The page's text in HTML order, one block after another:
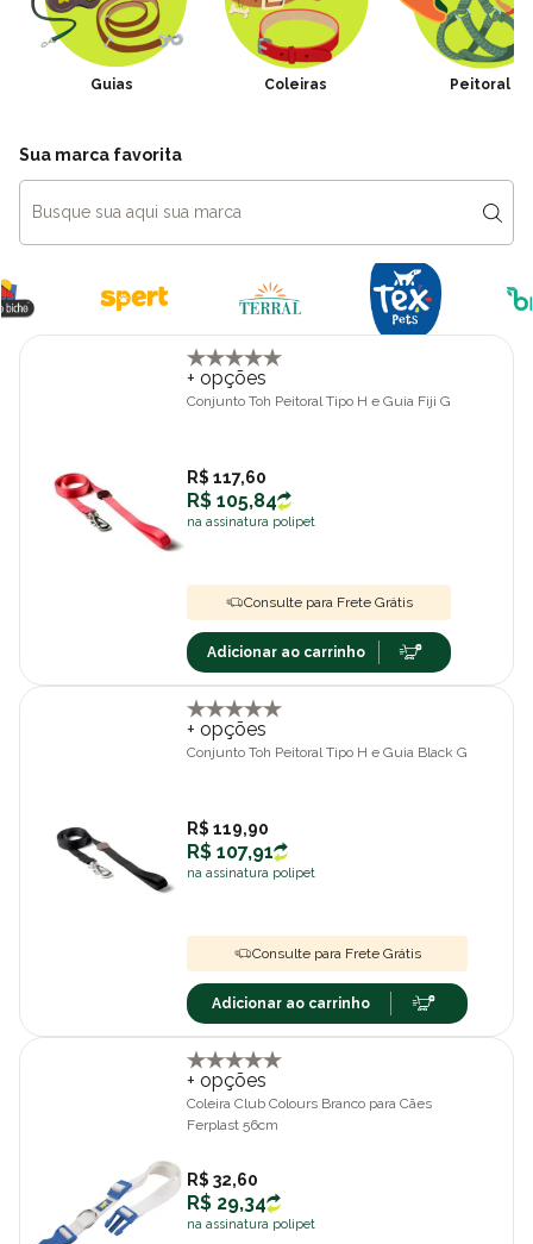
Guias Coleiras Peitoral
Sua marca favorita
+ opções
Conjunto Toh Peitoral Tipo H e Guia Fiji G
R$ 117,60
R$ 105,84
na assinatura polipet
Consulte para Frete Grátis
Adicionar ao carrinho
+ opções
Conjunto Toh Peitoral Tipo H e Guia Black G
R$ 119,90
R$ 107,91
na assinatura polipet
Consulte para Frete Grátis
Adicionar ao carrinho
+ opções
Coleira Club Colours Branco para Cães
Ferplast 56cm
R$ 32,60
R$ 29,34
na assinatura polipet